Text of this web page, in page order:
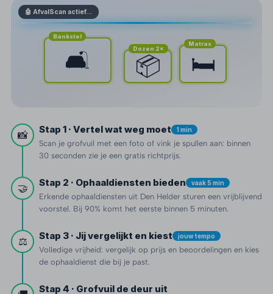
🤖 AfvalScan actief…
Bankstel
🛋️ Dozen 2×
📦
Matras
🛏️
📸 Stap 1 · Vertel wat weg moet 1 min
Scan je grofvuil met een foto of vink je spullen aan: binnen
30 seconden zie je een gratis richtprijs.
🤝 Stap 2 · Ophaaldiensten bieden vaak 5 min
Erkende ophaaldiensten uit Den Helder sturen een vrijblijvend
voorstel. Bij 90% komt het eerste binnen 5 minuten.
⚖️ Stap 3 · Jij vergelijkt en kiest jouw tempo
Volledige vrijheid: vergelijk op prijs en beoordelingen en kies
de ophaaldienst die bij je past.
Stap 4 · Grofvuil de deur uit